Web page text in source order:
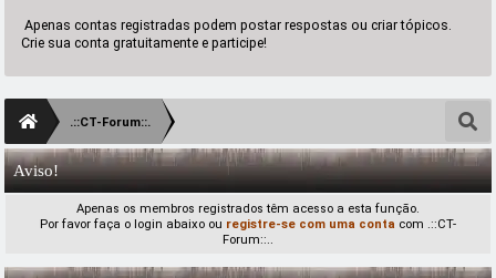
Apenas contas registradas podem postar respostas ou criar tópicos.
Crie sua conta gratuitamente e participe!
.::CT-Forum::.
Aviso!
Apenas os membros registrados têm acesso a esta função.
Por favor faça o login abaixo ou registre-se com uma conta com .::CT-
Forum::..